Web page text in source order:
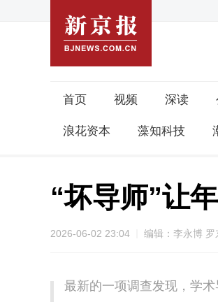
首页 视频 深读
浪花资本 藻知科技
“坏导师”让
2026-06-02 23:04 编辑：李永博 罗
最新的一项调查发现，学